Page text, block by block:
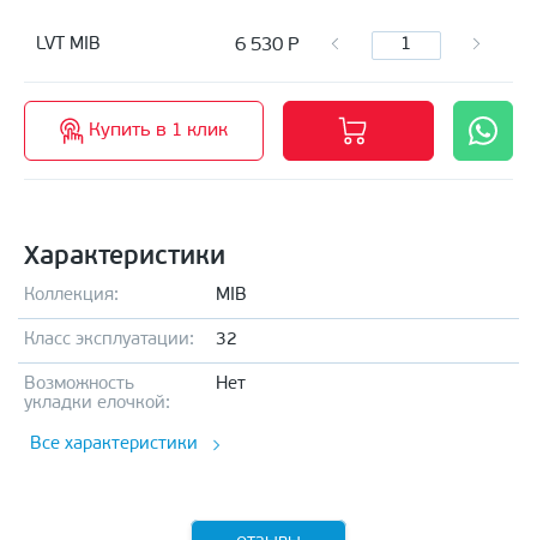
LVT MIB 6 530 Р
Купить в 1 клик
Характеристики
Коллекция: MIB
Класс эксплуатации: 32
Возможность
укладки елочкой:
Нет
Все характеристики